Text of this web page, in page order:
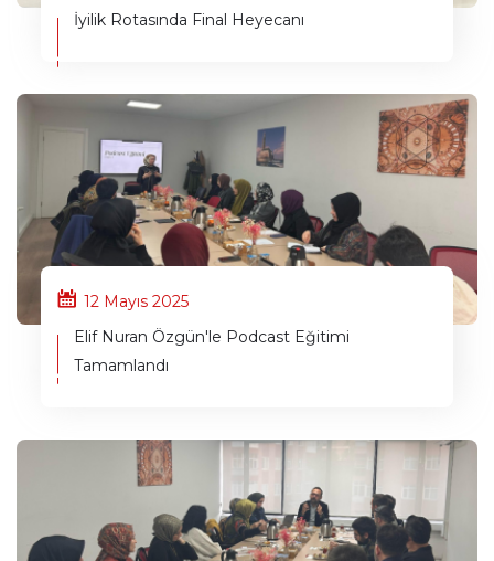
İyilik Rotasında Final Heyecanı
12 Mayıs 2025
Elif Nuran Özgün'le Podcast Eğitimi
Tamamlandı